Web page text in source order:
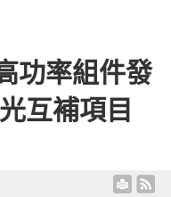
功率組件發
互補項目